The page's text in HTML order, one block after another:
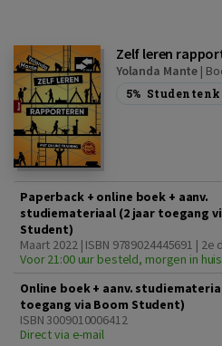
Zelf leren
Yolanda Mante |
5%
Paperback + online boek + aanv.
studiemateriaal (2 jaar toegang
Student)
Maart 2022 | ISBN 9789024445691 | 2e
Voor 21:00 uur besteld, morgen in huis
Online boek + aanv.
toegang via Boom Student)
ISBN 3009010006412
Direct via e-mail